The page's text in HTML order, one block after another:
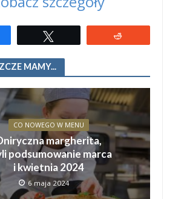
MAMY...
CO NOWEGO W MENU
margherita,
podsumowanie marca
i kwietnia 2024
6 maja 2024